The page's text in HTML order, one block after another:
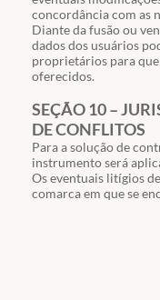
concordância com as
Diante da fusão ou
dados dos usuários
proprietários para
oferecidos.
SEÇÃO 10 –
DE CONFLITOS
Para a solução de
instrumento será
Os eventuais litígios
comarca em que se